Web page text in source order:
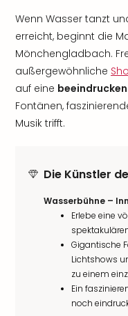
Wenn Wasser tanzt
erreicht, beginnt die
Mönchengladbach.
außergewöhnliche
auf eine
Fontänen,
Musik trifft.
Die Künstler
Wasserbühne –
Erlebe eine
Gigantische
Lichtshows
zu einem
Ein
noch